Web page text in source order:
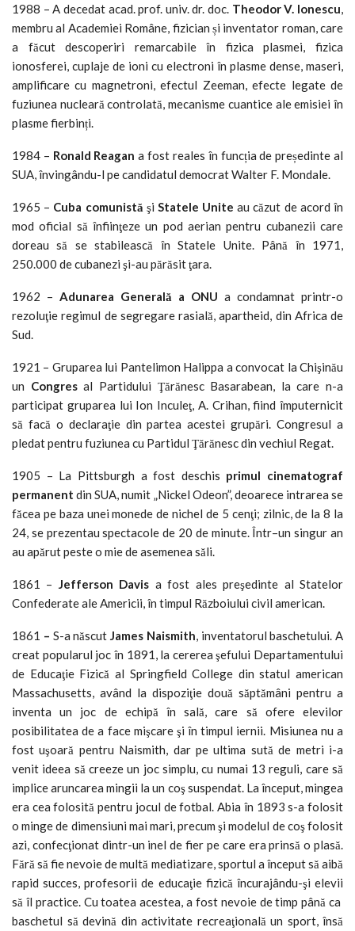
1988 – A decedat acad. prof. univ. dr. doc. Theodor V. Ionescu,
membru al Academiei Române, fizician și inventator roman, care
a făcut descoperiri remarcabile în fizica plasmei, fizica
ionosferei, cuplaje de ioni cu electroni în plasme dense, maseri,
amplificare cu magnetroni, efectul Zeeman, efecte legate de
fuziunea nucleară controlată, mecanisme cuantice ale emisiei în
plasme fierbinți.
1984 – Ronald Reagan a fost reales în funcția de președinte al
SUA, învingându-l pe candidatul democrat Walter F. Mondale.
1965 – Cuba comunistă şi Statele Unite au căzut de acord în
mod oficial să înfiinţeze un pod aerian pentru cubanezii care
doreau să se stabilească în Statele Unite. Până în 1971,
250.000 de cubanezi şi-au părăsit ţara.
1962 – Adunarea Generală a ONU a condamnat printr-o
rezoluţie regimul de segregare rasială, apartheid, din Africa de
Sud.
1921 – Gruparea lui Pantelimon Halippa a convocat la Chişinău
un Congresal Partidului Ţărănesc Basarabean, la care n-a
participat gruparea lui Ion Inculeţ, A. Crihan, fiind împuternicit
să facă o declaraţie din partea acestei grupări. Congresul a
pledat pentru fuziunea cu Partidul Ţărănesc din vechiul Regat.
1905 – La Pittsburgh a fost deschis primul cinematograf
permanent din SUA, numit „Nickel Odeon”, deoarece intrarea se
făcea pe baza unei monede de nichel de 5 cenţi; zilnic, de la 8 la
24, se prezentau spectacole de 20 de minute. Într–un singur an
au apărut peste o mie de asemenea săli.
1861 – Jefferson Davis a fost ales preşedinte al Statelor
Confederate ale Americii, în timpul Războiului civil american.
1861 – S-a născut James Naismith, inventatorul baschetului. A
creat popularul joc în 1891, la cererea şefului Departamentului
de Educaţie Fizică al Springfield College din statul american
Massachusetts, având la dispoziţie două săptămâni pentru a
inventa un joc de echipă în sală, care să ofere elevilor
posibilitatea de a face mişcare şi în timpul iernii. Misiunea nu a
fost uşoară pentru Naismith, dar pe ultima sută de metri i-a
venit ideea să creeze un joc simplu, cu numai 13 reguli, care să
implice aruncarea mingii la un coş suspendat. La început, mingea
era cea folosită pentru jocul de fotbal. Abia în 1893 s-a folosit
o minge de dimensiuni mai mari, precum şi modelul de coş folosit
azi, confecţionat dintr-un inel de fier pe care era prinsă o plasă.
Fără să fie nevoie de multă mediatizare, sportul a început să aibă
rapid succes, profesorii de educaţie fizică încurajându-şi elevii
să îl practice. Cu toatea acestea, a fost nevoie de timp până ca
baschetul să devină din activitate recreaţională un sport, însă